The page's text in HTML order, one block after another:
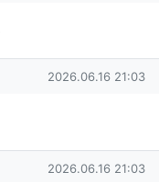
작성일
2026.06.16 21:03
작성일
2026.06.16 21:03